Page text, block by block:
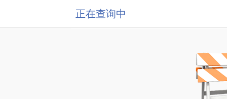
正在查询中